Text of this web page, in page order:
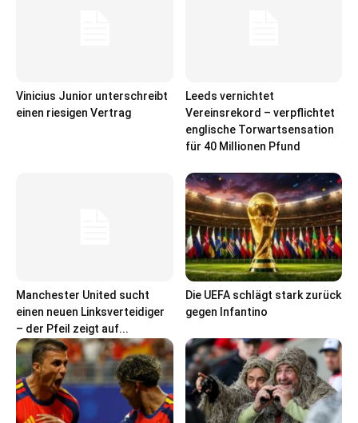
Vinicius Junior unterschreibt
einen riesigen Vertrag
Leeds vernichtet
Vereinsrekord – verpflichtet
englische Torwartsensation
für 40 Millionen Pfund
Manchester United sucht
einen neuen Linksverteidiger
– der Pfeil zeigt auf...
Die UEFA schlägt stark zurück
gegen Infantino